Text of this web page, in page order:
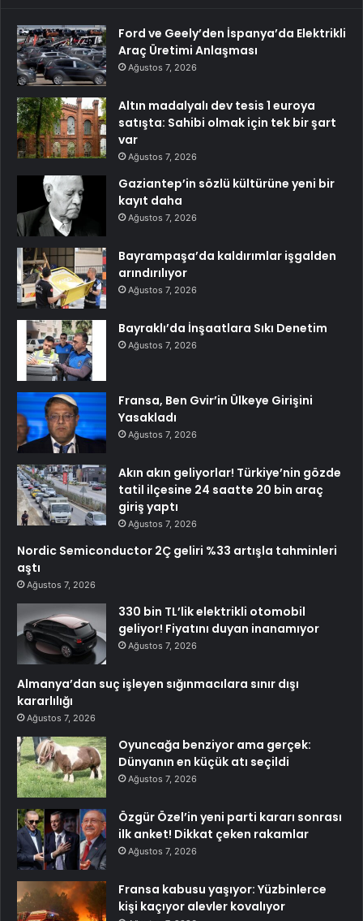
Ford ve Geely’den İspanya’da Elektrikli
Araç Üretimi Anlaşması
Ağustos 7, 2026
Altın madalyalı dev tesis 1 euroya
satışta: Sahibi olmak için tek bir şart
var
Ağustos 7, 2026
Gaziantep’in sözlü kültürüne yeni bir
kayıt daha
Ağustos 7, 2026
Bayrampaşa’da kaldırımlar işgalden
arındırılıyor
Ağustos 7, 2026
Bayraklı’da İnşaatlara Sıkı Denetim
Ağustos 7, 2026
Fransa, Ben Gvir’in Ülkeye Girişini
Yasakladı
Ağustos 7, 2026
Akın akın geliyorlar! Türkiye’nin gözde
tatil ilçesine 24 saatte 20 bin araç
giriş yaptı
Ağustos 7, 2026
Nordic Semiconductor 2Ç geliri %33 artışla tahminleri
aştı
Ağustos 7, 2026
330 bin TL’lik elektrikli otomobil
geliyor! Fiyatını duyan inanamıyor
Ağustos 7, 2026
Almanya’dan suç işleyen sığınmacılara sınır dışı
kararlılığı
Ağustos 7, 2026
Oyuncağa benziyor ama gerçek:
Dünyanın en küçük atı seçildi
Ağustos 7, 2026
Özgür Özel’in yeni parti kararı sonrası
ilk anket! Dikkat çeken rakamlar
Ağustos 7, 2026
Fransa kabusu yaşıyor: Yüzbinlerce
kişi kaçıyor alevler kovalıyor